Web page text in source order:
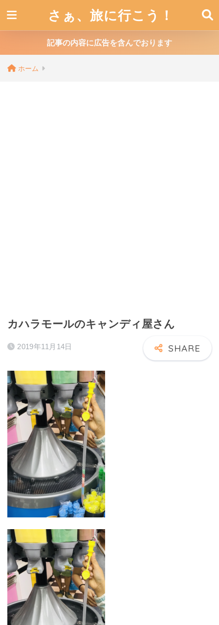
さぁ、旅に行こう！
記事の内容に広告を含んでおります
ホーム
カハラモールのキャンディ屋さん
2019年11月14日